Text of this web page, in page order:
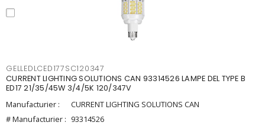
GELLEDLCED177SC120347
CURRENT LIGHTING SOLUTIONS CAN 93314526 LAMPE DEL TYPE B
ED17 21/35/45W 3/4/5K 120/347V
Manufacturier :
CURRENT LIGHTING SOLUTIONS CAN
# Manufacturier : 93314526